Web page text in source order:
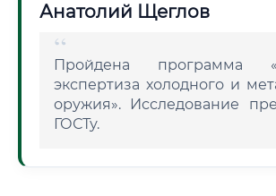
Анатолий Щеглов
Пройдена программа
экспертиза холодного и
оружия». Исследование
ГОСТу.